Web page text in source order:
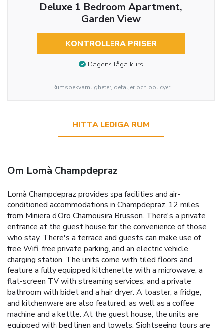
Deluxe 1 Bedroom Apartment,
Garden View
KONTROLLERA PRISER
Dagens låga kurs
Rumsbekvämligheter, detaljer och policyer
HITTA LEDIGA RUM
Om Lomà Champdepraz
Lomà Champdepraz provides spa facilities and air-
conditioned accommodations in Champdepraz, 12 miles
from Miniera d’Oro Chamousira Brusson. There's a private
entrance at the guest house for the convenience of those
who stay. There's a terrace and guests can make use of
free Wifi, free private parking, and an electric vehicle
charging station. The units come with tiled floors and
feature a fully equipped kitchenette with a microwave, a
flat-screen TV with streaming services, and a private
bathroom with bidet and a hair dryer. A toaster, a fridge,
and kitchenware are also featured, as well as a coffee
machine and a kettle. At the guest house, the units are
equipped with bed linen and towels. Sightseeing tours are